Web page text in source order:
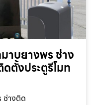
าบยางพร ช่าง
ตั้งประตูรีโมท
ช่างติด